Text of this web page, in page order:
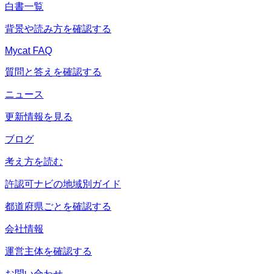
白書一覧
背景や読み方を確認する
Mycat FAQ
質問と答えを確認する
ニュース
更新情報を見る
ブログ
考え方を読む
許認可ナビの地域別ガイド
都道府県ごとを確認する
会社情報
運営主体を確認する